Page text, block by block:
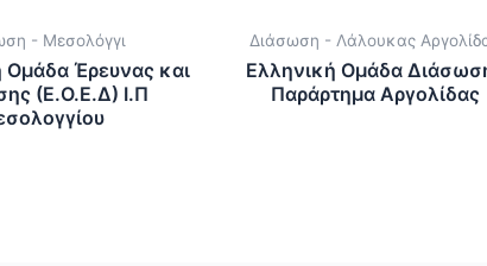
- Μεσολόγγι
Ομάδα Έρευνας και
(Ε.Ο.Ε.Δ) Ι.Π
Διάσωση - Λάλουκας
Ελληνική Ομάδα
Παράρτημα Αργολίδας